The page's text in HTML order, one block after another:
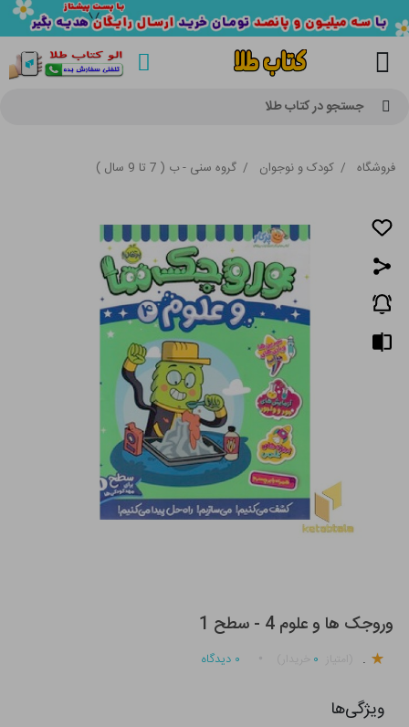
جستجو در کتاب طلا
فروشگاه / کودک و نوجوان / گروه سنی - ب ( 7 تا 9 سال )
وروجک ها و علوم 4 - سطح 1
. ۰ ۰ دیدگاه
ویژگی‌ها